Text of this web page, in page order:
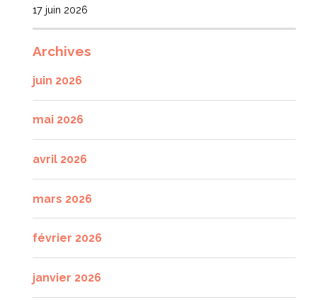
17 juin 2026
Archives
juin 2026
mai 2026
avril 2026
mars 2026
février 2026
janvier 2026